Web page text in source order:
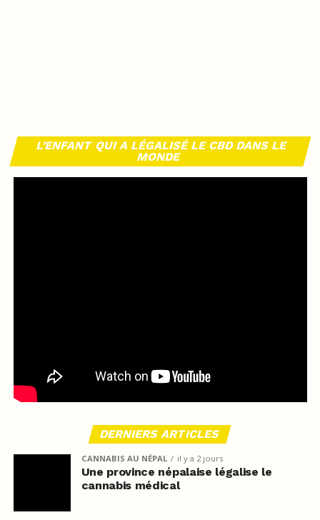
L’ENFANT QUI A LÉGALISÉ LE CBD DANS LE
MONDE
DERNIERS ARTICLES
CANNABIS AU NÉPAL il y a 2 jours
Une province népalaise légalise le
cannabis médical